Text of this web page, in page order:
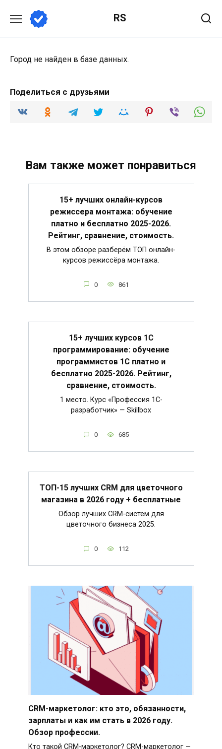
содержанию
RS
Город не найден в базе данных.
Поделиться с друзьями
Вам также может понравиться
15+ лучших онлайн-курсов
режиссера монтажа: обучение
платно и бесплатно 2025-2026.
Рейтинг, сравнение, стоимость.
В этом обзоре разберём ТОП онлайн-
курсов режиссёра монтажа.
0 861
15+ лучших курсов 1С
программирование: обучение
программистов 1С платно и
бесплатно 2025-2026. Рейтинг,
сравнение, стоимость.
1 место. Курс «Профессия 1C-
разработчик» — Skillbox
0 685
ТОП-15 лучших CRM для цветочного
магазина в 2026 году + бесплатные
Обзор лучших CRM-систем для
цветочного бизнеса 2025.
0 112
CRM-маркетолог: кто это, обязанности,
зарплаты и как им стать в 2026 году.
Обзор профессии.
Кто такой CRM-маркетолог? CRM-маркетолог —